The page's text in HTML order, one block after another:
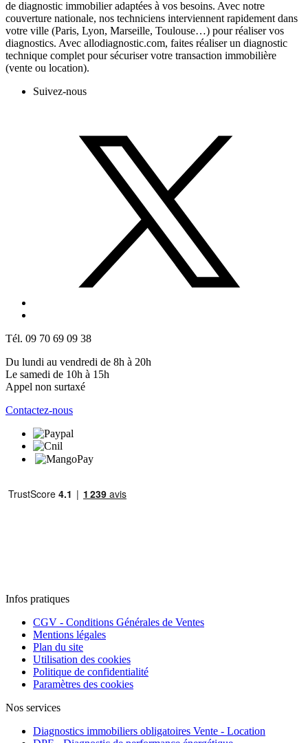
de diagnostic immobilier adaptées à vos besoins. Avec notre
couverture nationale, nos techniciens interviennent rapidement dans
votre ville (Paris, Lyon, Marseille, Toulouse…) pour réaliser vos
diagnostics. Avec allodiagnostic.com, faites réaliser un diagnostic
technique complet pour sécuriser votre transaction immobilière
(vente ou location).
Suivez-nous
Tél. 09 70 69 09 38
Du lundi au vendredi de 8h à 20h
Le samedi de 10h à 15h
Appel non surtaxé
Contactez-nous
Infos pratiques
CGV - Conditions Générales de Ventes
Mentions légales
Plan du site
Utilisation des cookies
Politique de confidentialité
Paramètres des cookies
Nos services
Diagnostics immobiliers obligatoires Vente - Location